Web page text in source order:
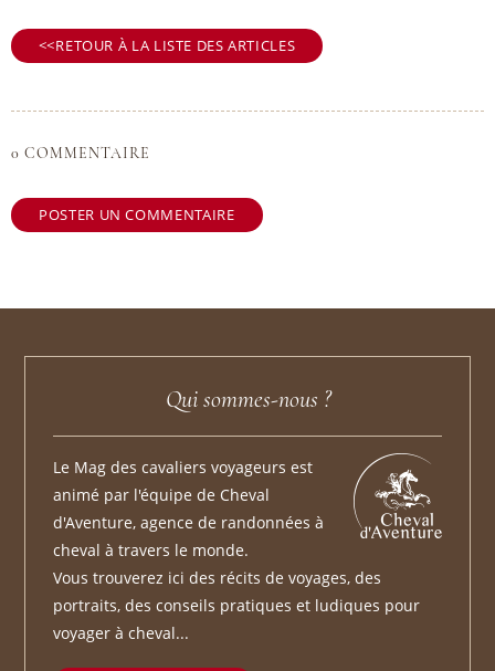
RETOUR À LA LISTE DES ARTICLES
0 COMMENTAIRE
POSTER UN COMMENTAIRE
Qui sommes-nous ?
Le Mag des cavaliers voyageurs est
animé par l'équipe de Cheval
d'Aventure, agence de randonnées à
cheval à travers le monde.
Vous trouverez ici des récits de voyages, des
portraits, des conseils pratiques et ludiques pour
voyager à cheval...